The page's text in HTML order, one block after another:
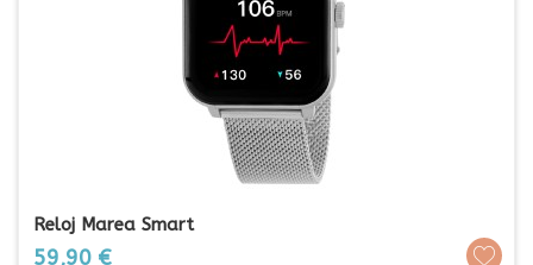
Reloj Marea Smart
Prezo
59,90 €